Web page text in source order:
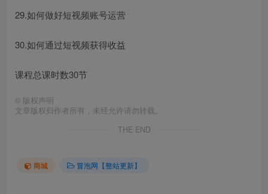
29.如何做好短视频账号运营
30.如何通过短视频获得收益
课程总课时数30节
© 版权声明
文章版权归作者所有，未经允许请勿转载。
THE END
商城 冒泡网【整站更新】